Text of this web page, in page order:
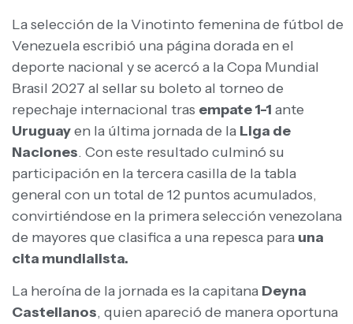
La selección de la Vinotinto femenina de fútbol de
Venezuela escribió una página dorada en el
deporte nacional y se acercó a la Copa Mundial
Brasil 2027 al sellar su boleto al torneo de
repechaje internacional tras empate 1-1 ante
Uruguayen la última jornada de la Liga de
Naciones. Con este resultado culminó su
participación en la tercera casilla de la tabla
general con un total de 12 puntos acumulados,
convirtiéndose en la primera selección venezolana
de mayores que clasifica a una repesca para una
cita mundialista.
La heroína de la jornada es la capitana Deyna
Castellanos, quien apareció de manera oportuna